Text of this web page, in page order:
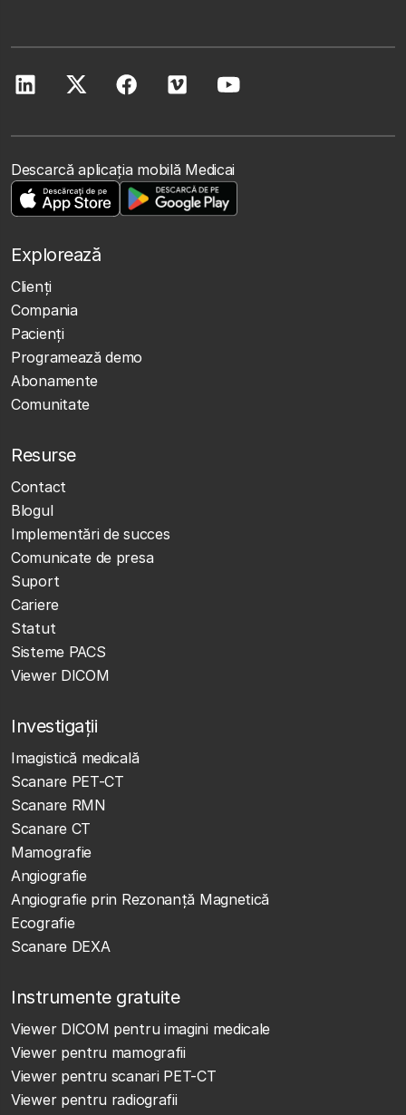
Descarcă aplicația mobilă Medicai
Explorează
Clienţi
Compania
Pacienți
Programează demo
Abonamente
Comunitate
Resurse
Contact
Blogul
Implementări de succes
Comunicate de presa
Suport
Cariere
Statut
Sisteme PACS
Viewer DICOM
Investigații
Imagistică medicală
Scanare PET-CT
Scanare RMN
Scanare CT
Mamografie
Angiografie
Angiografie prin Rezonanță Magnetică
Ecografie
Scanare DEXA
Instrumente gratuite
Viewer DICOM pentru imagini medicale
Viewer pentru mamografii
Viewer pentru scanari PET-CT
Viewer pentru radiografii